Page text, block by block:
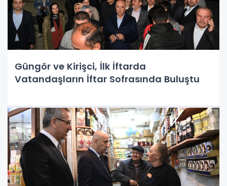
Güngör ve Kirişci, İlk İftarda
Vatandaşların İftar Sofrasında Buluştu